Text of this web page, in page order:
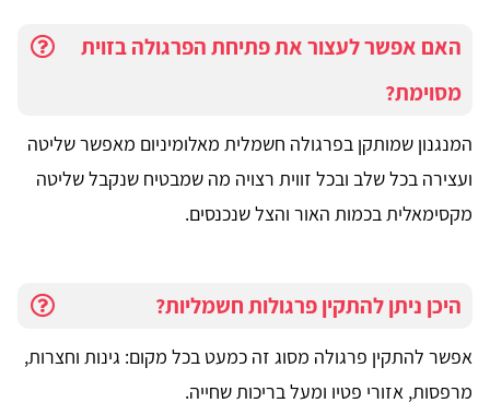
האם אפשר לעצור את פתיחת הפרגולה בזוית
מסוימת?
המנגנון שמותקן בפרגולה חשמלית מאלומיניום מאפשר שליטה
ועצירה בכל שלב ובכל זווית רצויה מה שמבטיח שנקבל שליטה
מקסימאלית בכמות האור והצל שנכנסים.
היכן ניתן להתקין פרגולות חשמליות?
אפשר להתקין פרגולה מסוג זה כמעט בכל מקום: גינות וחצרות,
מרפסות, אזורי פטיו ומעל בריכות שחייה.